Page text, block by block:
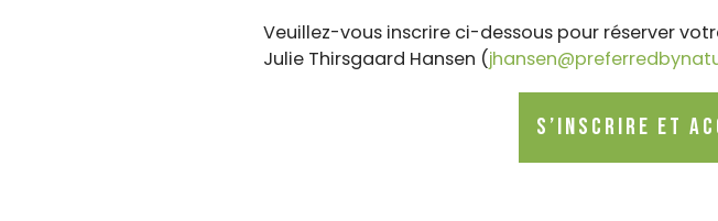
Veuillez-vous inscrire ci-dessous pour réserver
Julie Thirsgaard Hansen (
S’inscrire et